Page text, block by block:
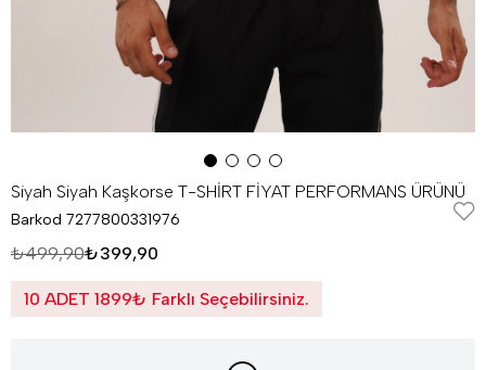
Siyah Siyah Kaşkorse T-SHİRT FİYAT PERFORMANS ÜRÜNÜ
Barkod 7277800331976
₺499,90₺399,90
10 ADET 1899₺ Farklı Seçebilirsiniz.